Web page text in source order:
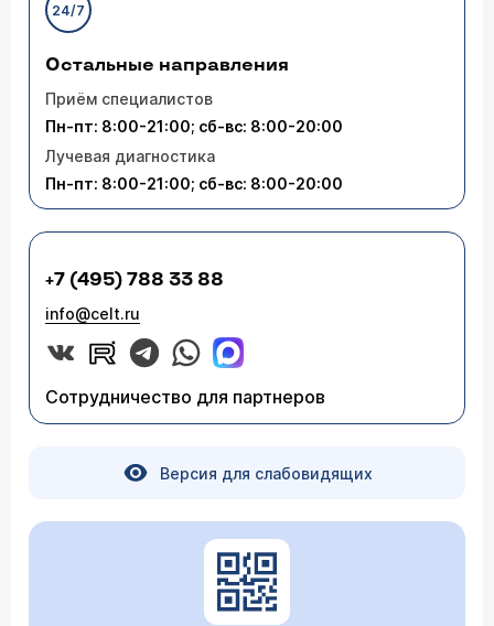
24/7
Остальные направления
Приём специалистов
Пн-пт: 8:00-21:00; сб-вс: 8:00-20:00
Лучевая диагностика
Пн-пт: 8:00-21:00; сб-вс: 8:00-20:00
+7 (495) 788 33 88
info@celt.ru
Сотрудничество для партнеров
Версия для слабовидящих